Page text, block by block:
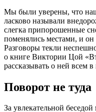
Мы были уверены, что
ласково называли
слегка припорошенные
поменялись местами, и
Разговоры текли
о книге Виктории Цой
рассказывать о ней всем
Поворот не туда
За увлекательной